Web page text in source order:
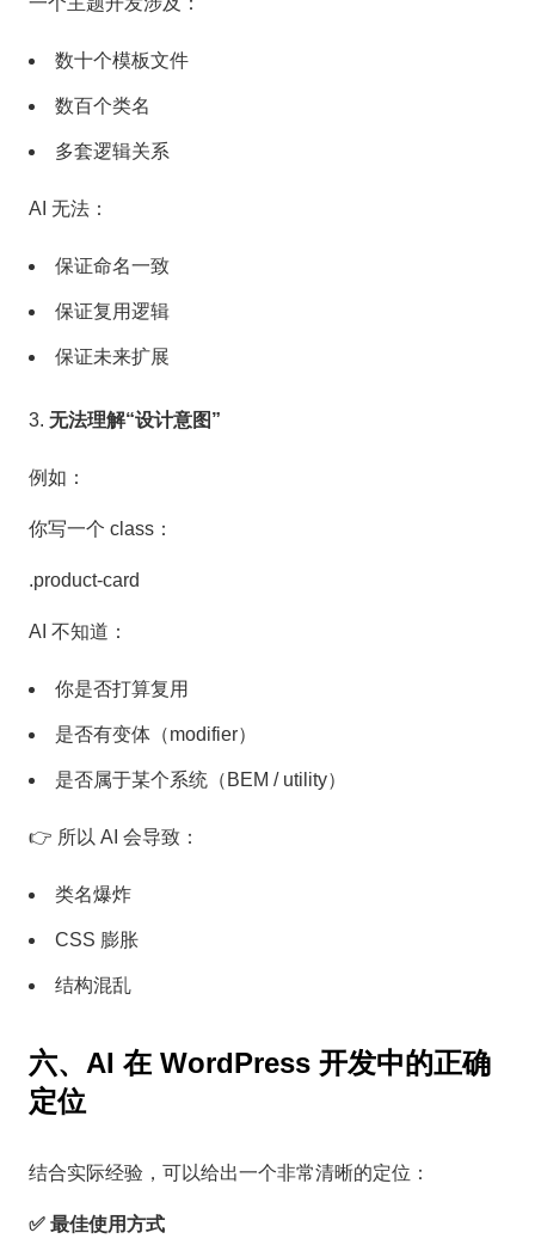
数十个模板文件
数百个类名
多套逻辑关系
AI 无法：
保证命名一致
保证复用逻辑
保证未来扩展
无法理解“设计意图”
例如：
你写一个 class：
.product-card
AI 不知道：
你是否打算复用
是否有变体（modifier）
是否属于某个系统（BEM / utility）
👉 所以 AI 会导致：
类名爆炸
CSS 膨胀
结构混乱
六、AI 在 WordPress 开发中的正确
定位
结合实际经验，可以给出一个非常清晰的定位：
✅ 最佳使用方式